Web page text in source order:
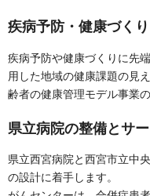
疾病予防・健康づくり
疾病予防や健康づくりに先
用した地域の健康課題の見
齢者の健康管理モデル事業
県立病院の整備とサ
県立西宮病院と西宮市立中
の設計に着手します。